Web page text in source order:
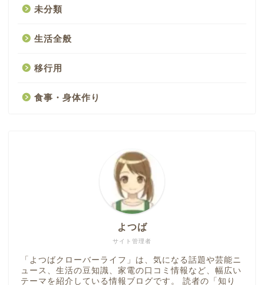
未分類
生活全般
移行用
食事・身体作り
サイト管理者
よつば
「よつばクローバーライフ」は、気になる話題や芸能ニ
ュース、生活の豆知識、家電の口コミ情報など、幅広い
テーマを紹介している情報ブログです。 読者の「知り